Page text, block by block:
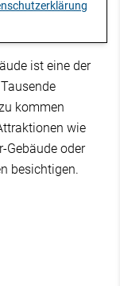
ist eine der
kommen
wie
Gebäude oder
besichtigen.